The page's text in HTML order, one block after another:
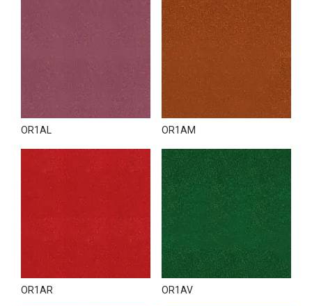
Украине займет не более 3-х рабочих дней.
OR1AL OR1AM
OR1AR OR1AV